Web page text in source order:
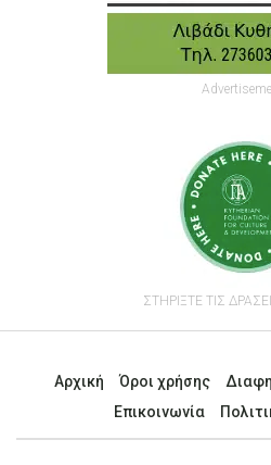
ΣΤΗΡΙΞΤΕ ΤΙΣ
Αρχική Όροι χρήσης
Επικοινωνία